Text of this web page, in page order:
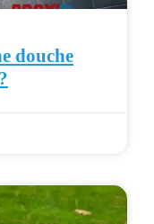
douche